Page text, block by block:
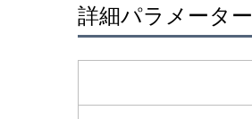
詳細パラメーター